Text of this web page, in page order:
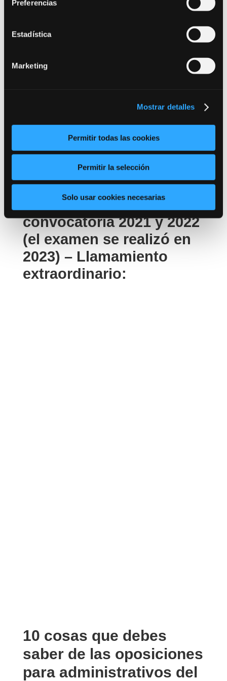
Preferencias
Estadística
Marketing
Mostrar detalles
Permitir todas las cookies
Permitir la selección
Solo usar cookies necesarias
Respuestas examen
administrativo estado
convocatoria 2021 y 2022
(el examen se realizó en
2023) – Llamamiento
extraordinario:
10 cosas que debes
saber de las oposiciones
para administrativos del